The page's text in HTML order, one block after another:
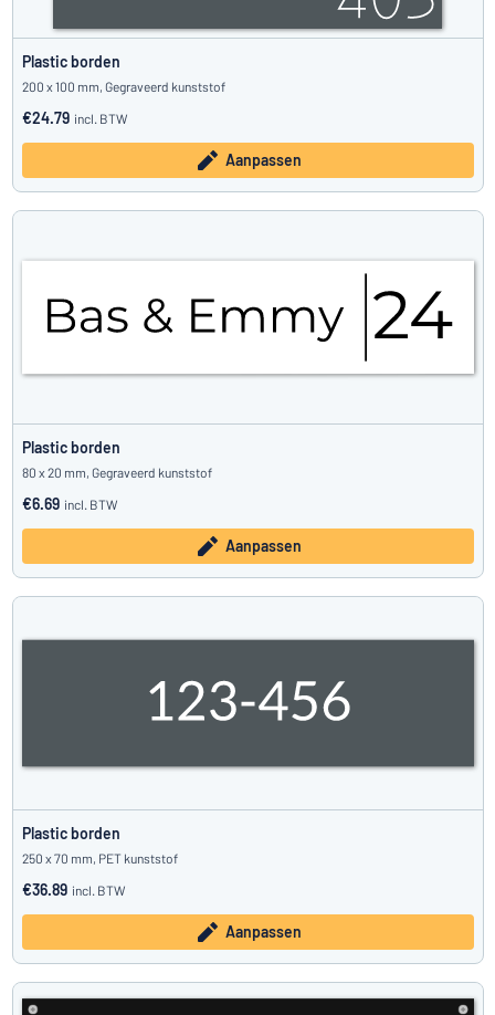
Plastic borden
200 x 100 mm, Gegraveerd kunststof
€24.79 incl. BTW
Aanpassen
Plastic borden
80 x 20 mm, Gegraveerd kunststof
€6.69 incl. BTW
Aanpassen
Plastic borden
250 x 70 mm, PET kunststof
€36.89 incl. BTW
Aanpassen